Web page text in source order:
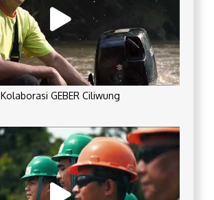
Kolaborasi GEBER Ciliwung